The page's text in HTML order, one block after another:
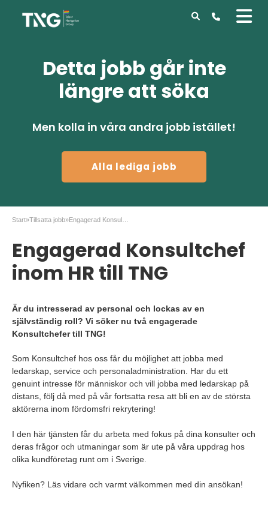
Detta jobb går inte
längre att söka
Men kolla in våra andra jobb istället!
Alla lediga jobb
Start»Tillsatta jobb»
Engagerad Konsultchef
inom HR till TNG
Är du intresserad av personal och lockas av en
självständig roll? Vi söker nu två engagerade
Konsultchefer till TNG!
Som Konsultchef hos oss får du möjlighet att jobba med
ledarskap, service och personaladministration. Har du ett
genuint intresse för människor och vill jobba med ledarskap på
distans, följ då med på vår fortsatta resa att bli en av de största
aktörerna inom fördomsfri rekrytering!
I den här tjänsten får du arbeta med fokus på dina konsulter och
deras frågor och utmaningar som är ute på våra uppdrag hos
olika kundföretag runt om i Sverige.
Nyfiken? Läs vidare och varmt välkommen med din ansökan!